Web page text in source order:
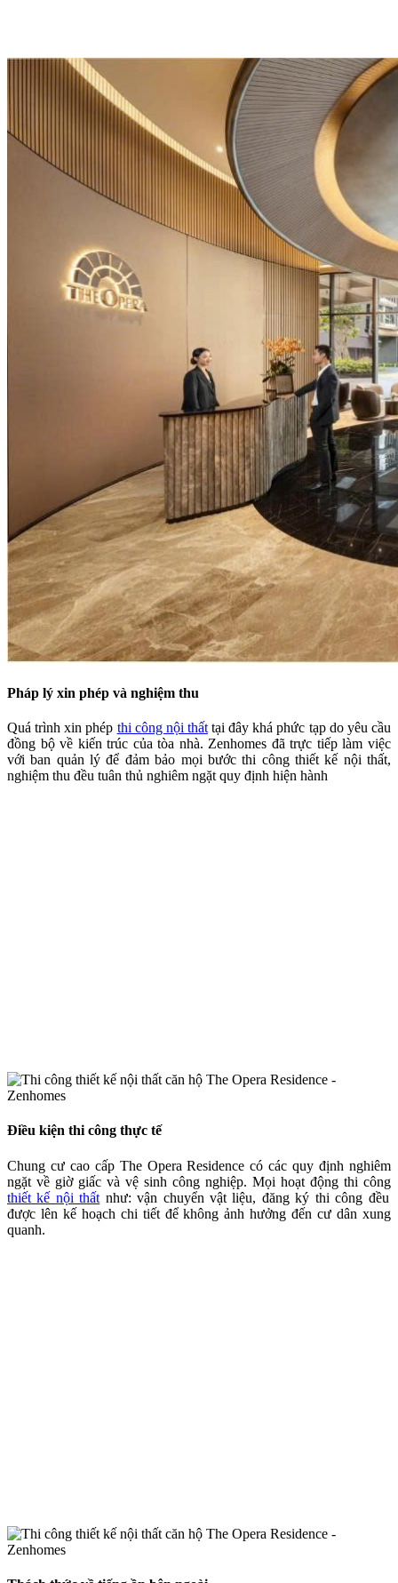
Pháp lý xin phép và nghiệm thu
Quá trình xin phép thi công nội thấttại đây khá phức tạp do yêu cầu
đồng bộ về kiến trúc của tòa nhà. Zenhomes đã trực tiếp làm việc
với ban quản lý để đảm bảo mọi bước thi công thiết kế nội thất,
nghiệm thu đều tuân thủ nghiêm ngặt quy định hiện hành
Điều kiện thi công thực tế
Chung cư cao cấp The Opera Residence có các quy định nghiêm
ngặt về giờ giấc và vệ sinh công nghiệp. Mọi hoạt động thi công
thiết kế nội thất như: vận chuyển vật liệu, đăng ký thi công đều
được lên kế hoạch chi tiết để không ảnh hưởng đến cư dân xung
quanh.